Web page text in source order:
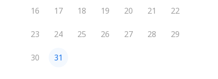
16 17 18 19 20 21 22
23 24 25 26 27 28 29
30 31